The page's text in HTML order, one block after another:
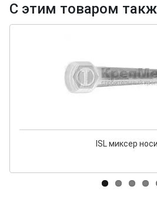
С этим товаром
ISL миксер